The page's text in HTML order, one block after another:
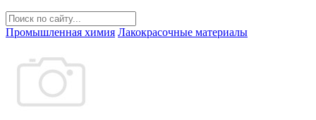
Промышленная химия Лакокрасочные материалы